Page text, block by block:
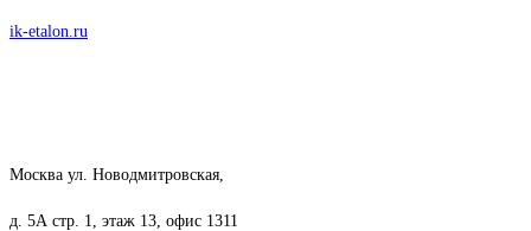
Перейти
ik-etalon.ru
Москва ул. Новодмитровская,
д. 5А стр. 1, этаж 13, офис 1311